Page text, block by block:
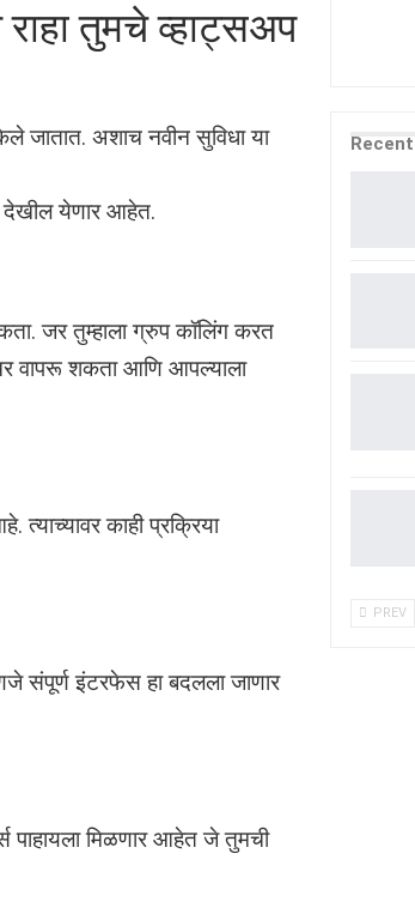
तुमचे व्हाट्सअप
जातात. अशाच नवीन सुविधा या
देखील येणार आहेत.
जर तुम्हाला ग्रुप कॉलिंग करत
वापरू शकता आणि आपल्याला
काही प्रक्रिया
संपूर्ण इंटरफेस हा बदलला जाणार
मिळणार आहेत जे तुमची
PREV